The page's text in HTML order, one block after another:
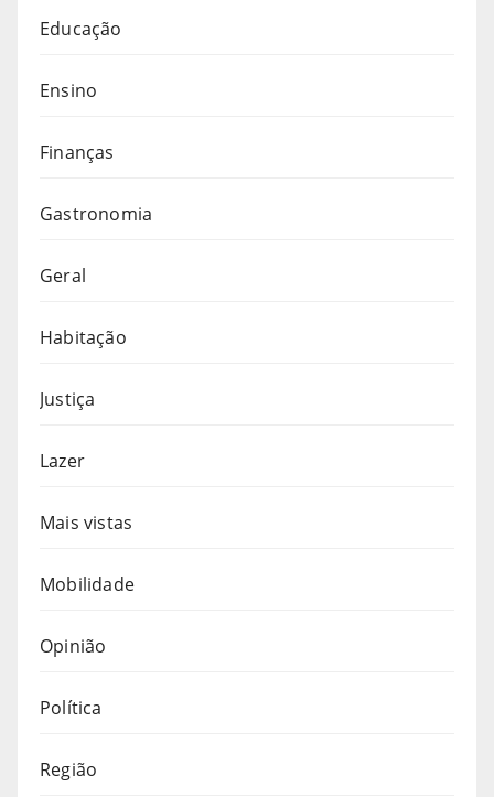
Educação
Ensino
Finanças
Gastronomia
Geral
Habitação
Justiça
Lazer
Mais vistas
Mobilidade
Opinião
Política
Região